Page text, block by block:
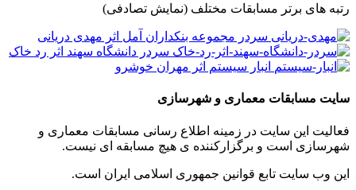
رتبه های برتر مسابقات مختلف (نمایش تصادفی)
سردر مجموعه بنکداران آمل اثر مهدی دریانی
سردر دانشگاه سهند اثر رد خاک
انبار سیستم اثر مهران خوشرو
سایت مسابقات معماری و شهرسازی
فعالیت این سایت در زمینه اطلاع رسانی مسابقات معماری و
شهرسازی است و برگزارکننده ی هیچ مسابقه ای نیست.
این وب سایت تابع قوانین جمهوری اسلامی ایران است.